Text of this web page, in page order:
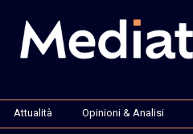
Attualità Opinioni & Analisi